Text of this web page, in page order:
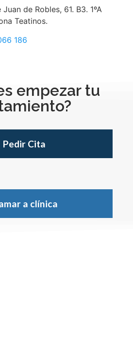
Juan de Robles, 61. B3. 1ºA
Teatinos.
186
empezar tu
Pedir Cita
a clínica